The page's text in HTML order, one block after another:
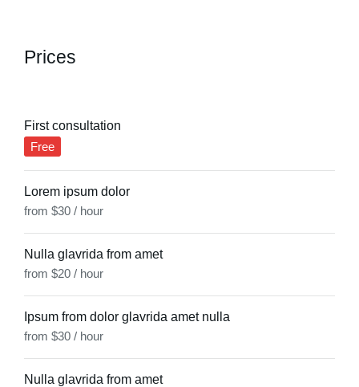
Prices
First consultation
Free
Lorem ipsum dolor
from $30 / hour
Nulla glavrida from amet
from $20 / hour
Ipsum from dolor glavrida amet nulla
from $30 / hour
Nulla glavrida from amet